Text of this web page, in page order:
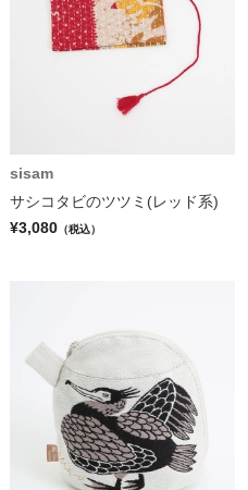
sisam
サシコタビのツツミ(レッド系)
¥3,080 （税込）